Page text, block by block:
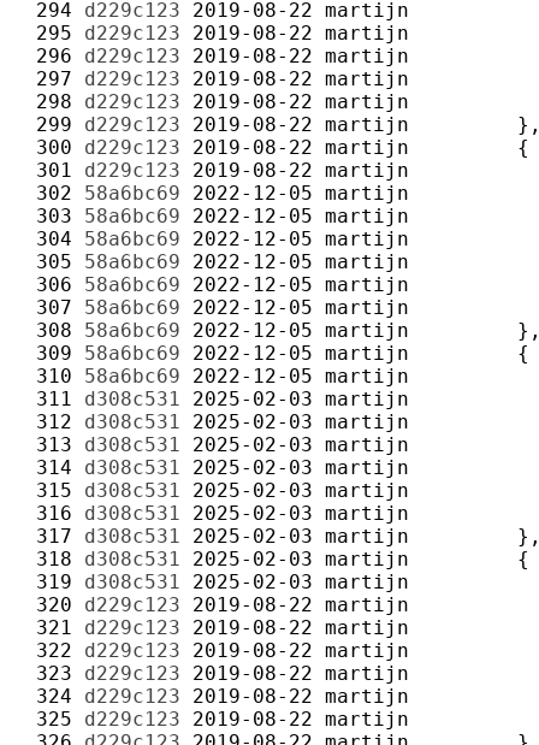
294 d229c123 2019-08-22 martijn
295 d229c123 2019-08-22 martijn
296 d229c123 2019-08-22 martijn
297 d229c123 2019-08-22 martijn
298 d229c123 2019-08-22 martijn
299 d229c123 2019-08-22 martijn
300 d229c123 2019-08-22 martijn
301 d229c123 2019-08-22 martijn
302 58a6bc69 2022-12-05 martijn
303 58a6bc69 2022-12-05 martijn
304 58a6bc69 2022-12-05 martijn
305 58a6bc69 2022-12-05 martijn
306 58a6bc69 2022-12-05 martijn
307 58a6bc69 2022-12-05 martijn
308 58a6bc69 2022-12-05 martijn
309 58a6bc69 2022-12-05 martijn
310 58a6bc69 2022-12-05 martijn
311 d308c531 2025-02-03 martijn
312 d308c531 2025-02-03 martijn
313 d308c531 2025-02-03 martijn
314 d308c531 2025-02-03 martijn
315 d308c531 2025-02-03 martijn
316 d308c531 2025-02-03 martijn
317 d308c531 2025-02-03 martijn
318 d308c531 2025-02-03 martijn
319 d308c531 2025-02-03 martijn
320 d229c123 2019-08-22 martijn
321 d229c123 2019-08-22 martijn
322 d229c123 2019-08-22 martijn
323 d229c123 2019-08-22 martijn
324 d229c123 2019-08-22 martijn
325 d229c123 2019-08-22 martijn